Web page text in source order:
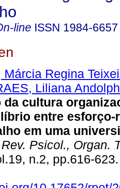
line ISSN 1984-6657
Márcia Regina
Liliana
da cultura
entre esforço-
em uma
Rev. Psicol., Organ.
n.2, pp.616-